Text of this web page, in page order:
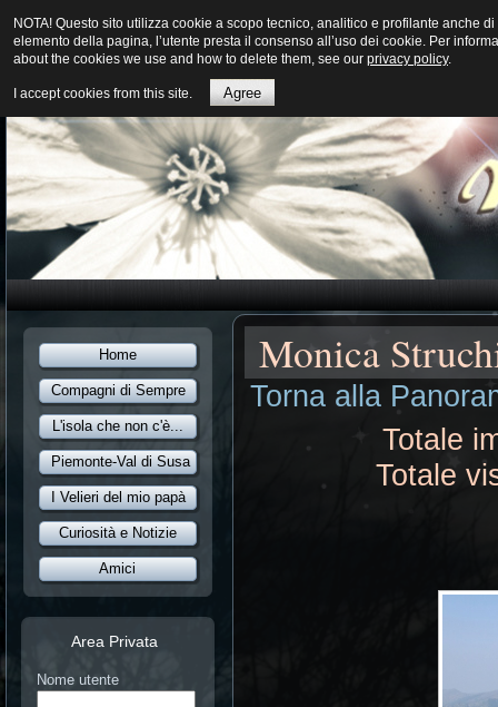
Home
Compagni di Sempre
L'isola che non c'è...
Piemonte-Val di Susa
I Velieri del mio papà
Curiosità e Notizie
Amici
Area Privata
Nome utente
Monica
Torna alla
Totale
Totale
NOTA! Questo sito utilizza cookie a scopo tecnico, analitico e profilante
elemento della pagina, l’utente presta il consenso all’uso dei cookie. Per
about the cookies we use and how to delete them, see our privacy policy.
I accept cookies from this site. Agree